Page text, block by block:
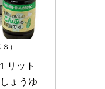
）
リット
ょうゆ